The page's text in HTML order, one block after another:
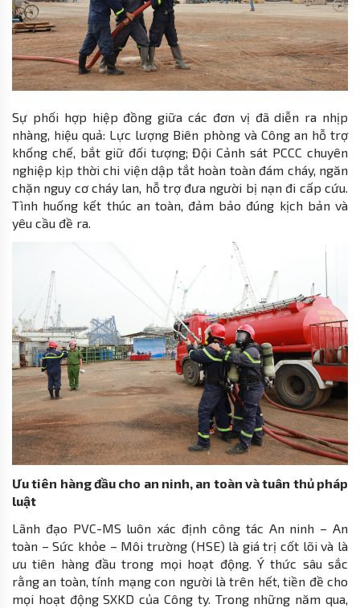
Sự phối hợp hiệp đồng giữa các đơn vị đã diễn ra nhịp
nhàng, hiệu quả: Lực lượng Biên phòng và Công an hỗ trợ
khống chế, bắt giữ đối tượng; Đội Cảnh sát PCCC chuyên
nghiệp kịp thời chi viện dập tắt hoàn toàn đám cháy, ngăn
chặn nguy cơ cháy lan, hỗ trợ đưa người bị nạn đi cấp cứu.
Tình huống kết thúc an toàn, đảm bảo đúng kịch bản và
yêu cầu đề ra.
Ưu tiên hàng đầu cho an ninh, an toàn và tuân thủ pháp
luật
Lãnh đạo PVC-MS luôn xác định công tác An ninh – An
toàn – Sức khỏe – Môi trường (HSE) là giá trị cốt lõi và là
ưu tiên hàng đầu trong mọi hoạt động. Ý thức sâu sắc
rằng an toàn, tính mạng con người là trên hết, tiền đề cho
mọi hoạt động SXKD của Công ty. Trong những năm qua,